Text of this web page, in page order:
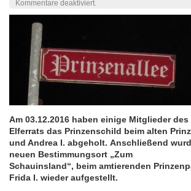
Kommentare deaktiviertfür
Prinzenallee
.
Am 03.12.2016 haben einige Mitglieder
Elferrats das Prinzenschild beim alten
und Andrea I. abgeholt. Anschließend
neuen Bestimmungsort „Zum
Schauinsland“, beim amtierenden
Frida I. wieder aufgestellt.